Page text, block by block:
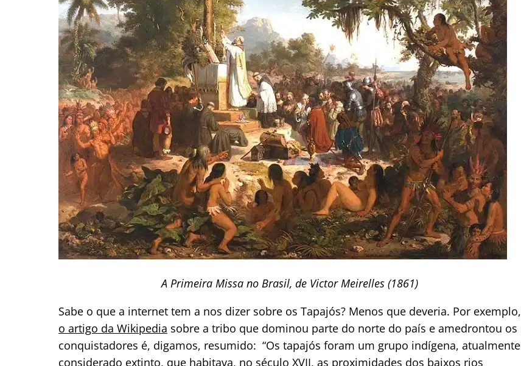
A Primeira Missa no Brasil, de Victor Meirelles (1861)
Sabe o que a internet tem a nos dizer sobre os Tapajós? Menos que deveria. Por exemplo,
o artigo da Wikipedia sobre a tribo que dominou parte do norte do país e amedrontou os
conquistadores é, digamos, resumido: “Os tapajós foram um grupo indígena, atualmente
considerado extinto, que habitava, no século XVII, as proximidades dos baixos rios